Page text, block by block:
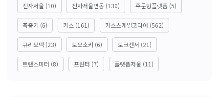
전자저울 (10) 전자저울연동 (130) 주문형플랫폼 (5)
축중기 (6) 카스 (161) 카스스케일코리아(562)
큐리오텍 (23) 토요소키 (6) 토크센서 (21)
트랜스미터 (8) 프린터 (7) 플랫폼저울 (11)